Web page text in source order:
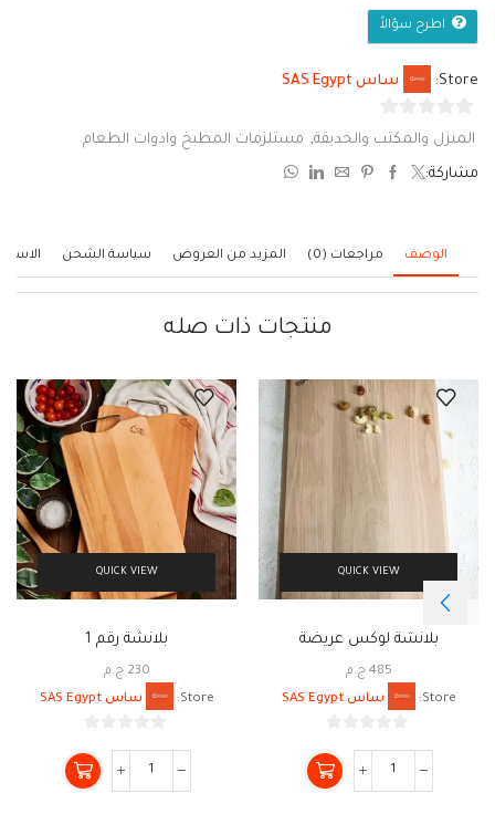
اطرح سؤالاً
Store: ساس SAS Egypt
المنزل والمكتب والحديقة, مستلزمات المطبخ وادوات الطعام
مشاركة:
الوصف مراجعات (0) المزيد من العروض سياسة الشحن
منتجات ذات صله
QUICK VIEW
بلانشة لوكس عريضة
485 ج.م
Store:
ساس SAS Egypt
من
5
QUICK VIEW
بلانشة رقم 1
230 ج.م
Store:
ساس SAS Egypt
من
5